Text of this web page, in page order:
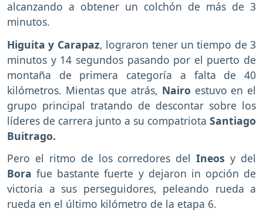
alcanzando a obtener un colchón de más de 3
minutos.
Higuita y Carapaz, lograron tener un tiempo de 3
minutos y 14 segundos pasando por el puerto de
montaña de primera categoría a falta de 40
kilómetros. Mientas que atrás, Nairo estuvo en el
grupo principal tratando de descontar sobre los
líderes de carrera junto a su compatriota Santiago
Buitrago.
Pero el ritmo de los corredores delIneos y del
Borafue bastante fuerte y dejaron in opción de
victoria a sus perseguidores, peleando rueda a
rueda en el último kilómetro de la etapa 6.